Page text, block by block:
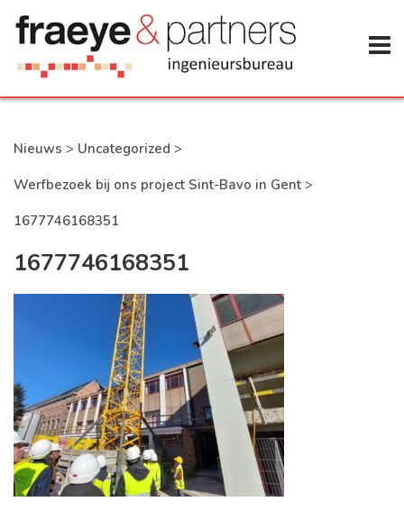
Nieuws > Uncategorized >
Werfbezoek bij ons project Sint-Bavo in Gent >
1677746168351
1677746168351